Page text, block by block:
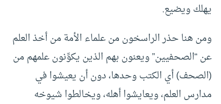
يهلك ويضيع.
ومن هنا حذر الراسخون من علماء الأمة من أخذ العلم
عن “الصحفيين” ويعنون بهم الذين يكوِّنون علمهم من
(الصحف) أي الكتب وحدها، دون أن يعيشوا في
مدارس العلم، ويعايشوا أهله، ويخالطوا شيوخه